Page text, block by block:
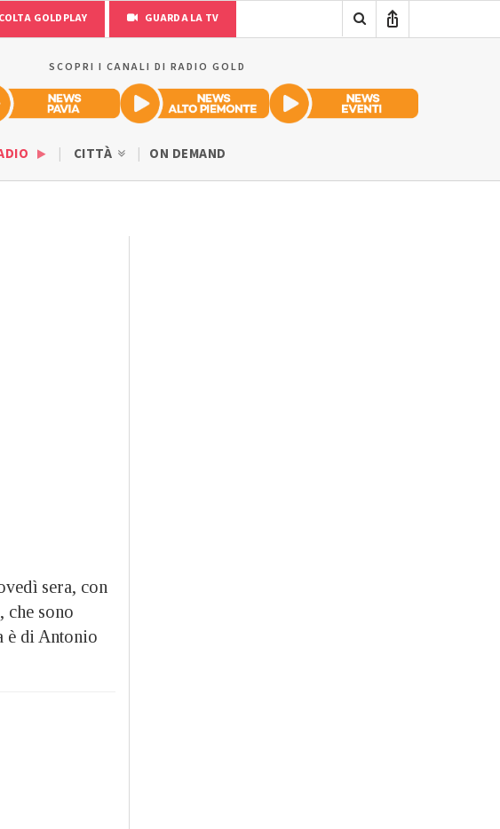
GOLDPLAY GUARDA LA TV
SCOPRI I CANALI DI RADIO GOLD
CITTÀ ON DEMAND
sera, con
che sono
è di Antonio